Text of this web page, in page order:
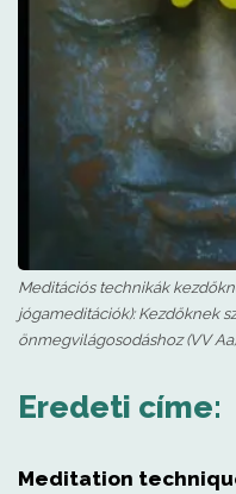
Meditációs technikák
jógameditációk): Kezdőknek
önmegvilágosodáshoz (VV Aa)
Eredeti címe:
Meditation